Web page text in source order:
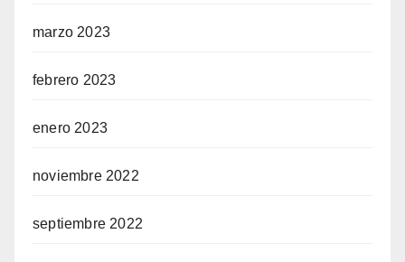
marzo 2023
febrero 2023
enero 2023
noviembre 2022
septiembre 2022